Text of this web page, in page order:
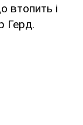
втопить і
Герд.